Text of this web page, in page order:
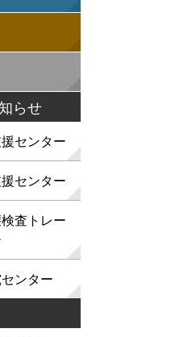
らせ
センター
センター
査トレー
ンター